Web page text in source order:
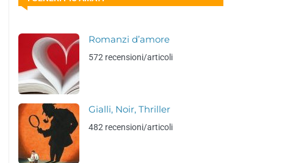
Romanzi d’amore
572 recensioni/articoli
Gialli, Noir, Thriller
482 recensioni/articoli